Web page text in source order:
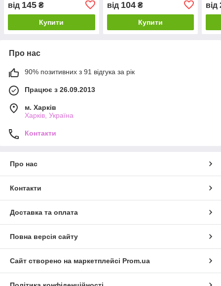
від 145 ₴
Купити
від 104₴
Купити
від
Про нас
90% позитивних з 91 відгука за рік
Працює з 26.09.2013
м. Харків
Харків, Україна
Контакти
Про нас
Контакти
Доставка та оплата
Повна версія сайту
Сайт створено на маркетплейсі Prom.ua